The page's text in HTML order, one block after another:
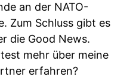
an der NATO-
Zum Schluss gibt es
die Good News.
mehr über meine
erfahren?